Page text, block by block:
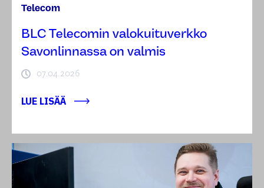
Telecom
BLC Telecomin valokuituverkko
Savonlinnassa on valmis
07.04.2026
LUE LISÄÄ